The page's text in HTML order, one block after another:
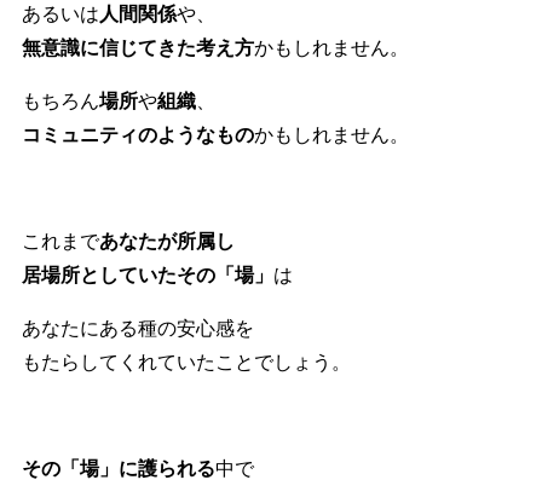
あるいは人間関係や、
無意識に信じてきた考え方かもしれません。
もちろん場所や組織、
コミュニティのようなものかもしれません。
これまであなたが所属し
居場所としていたその「場」 は
あなたにある種の安心感を
もたらしてくれていたことでしょう。
その「場」に護られる中で